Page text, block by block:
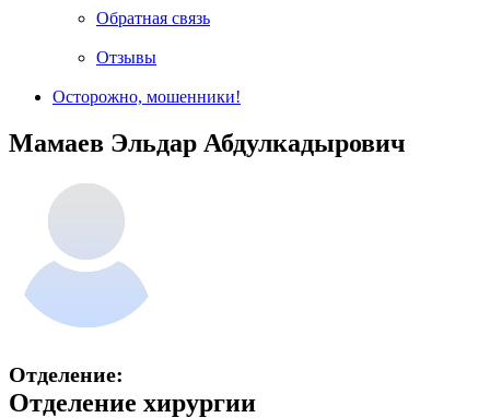
Обратная связь
Отзывы
Осторожно, мошенники!
Мамаев Эльдар Абдулкадырович
Отделение:
Отделение хирургии